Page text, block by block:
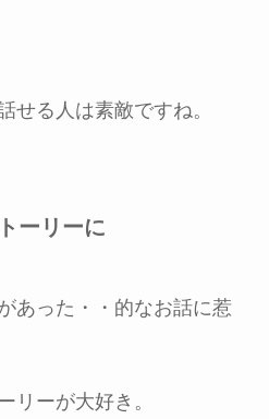
せる人は素敵ですね。
ーリーに
あった・・的なお話に惹
リーが大好き。